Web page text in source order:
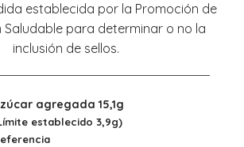
establecida por la Promoción de
Saludable para determinar o no la
inclusión de sellos.
agregada 15,1g
establecido 3,9g)